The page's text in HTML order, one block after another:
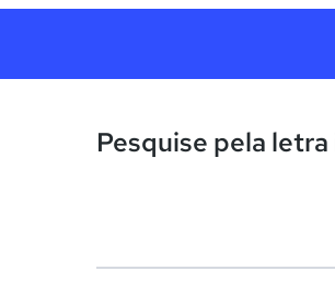
Pesquise pela